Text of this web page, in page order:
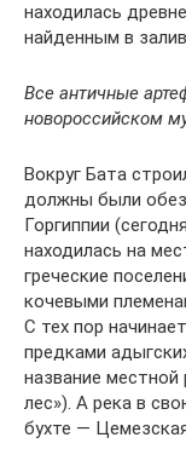
находилась
найденным в
Все античные
новороссийском
Вокруг Бата
должны были
Горгиппии
находилась на
греческие
кочевыми
С тех пор
предками
название
лес»). А река в
бухте —